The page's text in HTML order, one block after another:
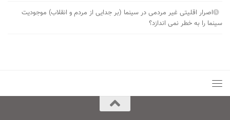
اصرار اقلیتی غیر مردمی در سینما (بر جدایی از مردم و انقلاب) موجودیت
سینما را به خطر نمی ­اندازد؟